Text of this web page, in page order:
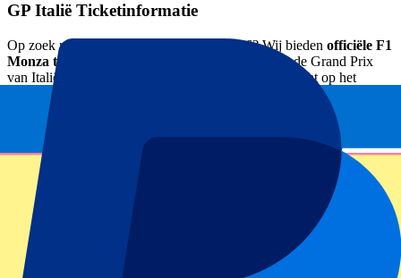
GP Italië Ticketinformatie
Op zoek naar voor 2026? Wij bieden officiële F1
Monza tickets & hospitality pakketten
aan voor de Grand Prix
van Italië en verzekeren jou van een fantastisch uitzicht op het
Autodromo Nazionale Monza Circuit. Met onze Italië Formule 1-
tickets zie je de grootste racehelden, zoals Hamilton, Verstappen,
Norris en Piastri van dichtbij. Hierboven vind je meer informatie
over onze F1 Monza tickets & hospitality pakketten.
Laat maar zien wie de snelste is! De Grand Prix van Italië is een
garantie voor spektakel. Op de Autodromo Nazionale Monza treffen
Formule 1-coureurs veel rechte stukken, waar ze hun motor voluit
kunnen laten gaan. Tussendoor moeten ze op tijd remmen voor de
korte chicanes op het circuit van Monza. In het land van Ferrari staat
meer op het spel dan slechts de overwinning, het gaat om eer. Wij
leveren jou de GP Italië tickets 2026. Koop je kaarten vandaag nog!